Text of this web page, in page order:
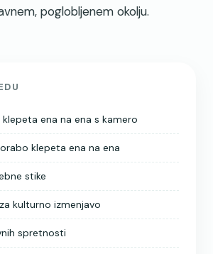
poglobljenem okolju.
klepeta ena na ena s kamero
klepeta ena na ena
stike
kulturno izmenjavo
spretnosti